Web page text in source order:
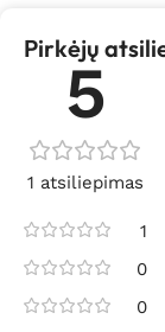
Pirkėjų
5
1 atsiliepimas
1
0
0